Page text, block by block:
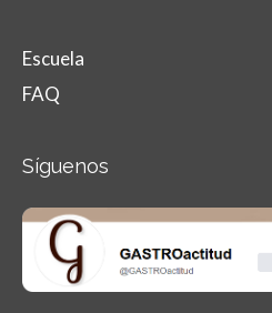
Escuela
FAQ
Síguenos